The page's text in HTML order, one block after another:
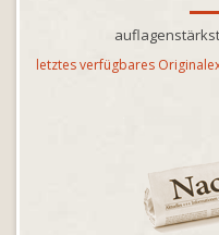
letztes verfügbares